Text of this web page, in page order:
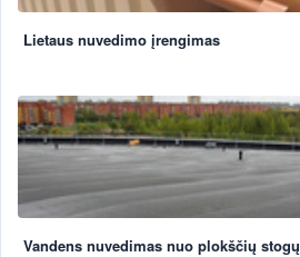
Lietaus nuvedimo įrengimas
Vandens nuvedimas nuo plokščių stogų